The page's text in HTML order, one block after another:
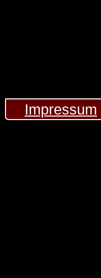
Impressum